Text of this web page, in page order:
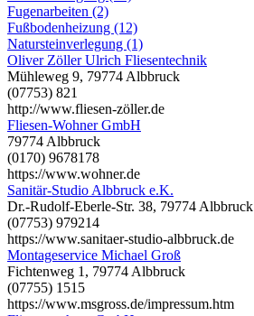
Fugenarbeiten (2)
Fußbodenheizung (12)
Natursteinverlegung (1)
Oliver Zöller Ulrich Fliesentechnik
Mühleweg 9, 79774 Albbruck
(07753) 821
http://www.fliesen-zöller.de
Fliesen-Wohner GmbH
79774 Albbruck
(0170) 9678178
https://www.wohner.de
Sanitär-Studio Albbruck e.K.
Dr.-Rudolf-Eberle-Str. 38, 79774 Albbruck
(07753) 979214
https://www.sanitaer-studio-albbruck.de
Montageservice Michael Groß
Fichtenweg 1, 79774 Albbruck
(07755) 1515
https://www.msgross.de/impressum.htm